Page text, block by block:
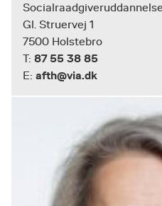
Gl. Struervej 1
7500 Holstebro
T: 87 55 38 85
E: afth@via.dk